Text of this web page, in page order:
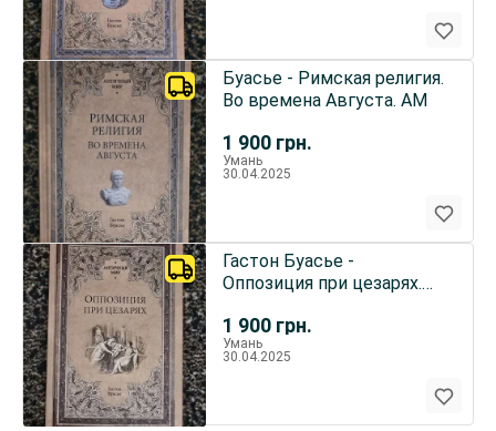
1 900 грн.
Буасье - Римская религия.
Во времена Августа. АМ
Умань
30.04.2025
1 900 грн.
Гастон Буасье -
Оппозиция при цезарях.
Умань
30.04.2025